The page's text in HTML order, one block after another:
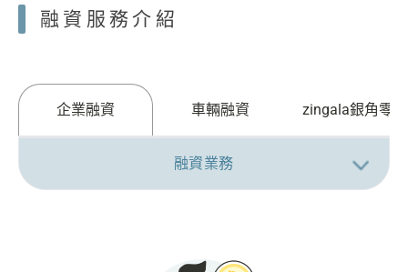
融資服務介紹
企業融資 車輛融資 zingala銀角零卡
融資業務